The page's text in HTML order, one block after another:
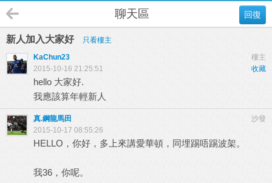
回復
聊天區
新人加入大家好
只看樓主
樓主
KaChun23
收藏
2015-10-16 21:25:51
hello 大家好.
我應該算年輕新人
沙發
真.鋼龍馬田
2015-10-17 08:55:26
HELLO，你好，多上來講愛華頓，同埋踢唔踢波架。
我36，你呢。